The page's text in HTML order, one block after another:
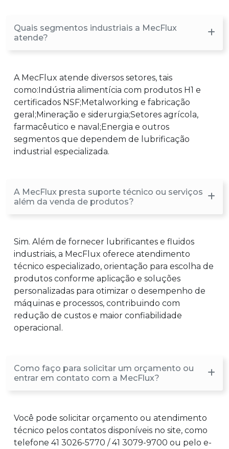
Quais segmentos industriais a MecFlux
atende?
A MecFlux atende diversos setores, tais
como:Indústria alimentícia com produtos H1 e
certificados NSF;Metalworking e fabricação
geral;Mineração e siderurgia;Setores agrícola,
farmacêutico e naval;Energia e outros
segmentos que dependem de lubrificação
industrial especializada.
A MecFlux presta suporte técnico ou serviços
além da venda de produtos?
Sim. Além de fornecer lubrificantes e fluidos
industriais, a MecFlux oferece atendimento
técnico especializado, orientação para escolha de
produtos conforme aplicação e soluções
personalizadas para otimizar o desempenho de
máquinas e processos, contribuindo com
redução de custos e maior confiabilidade
operacional.
Como faço para solicitar um orçamento ou
entrar em contato com a MecFlux?
Você pode solicitar orçamento ou atendimento
técnico pelos contatos disponíveis no site, como
telefone 41 3026-5770 / 41 3079-9700 ou pelo e-